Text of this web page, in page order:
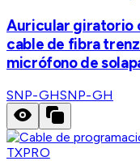
Auricular giratorio
cable de fibra
micrófono de
SNP-GHSNP-GH
TXPRO